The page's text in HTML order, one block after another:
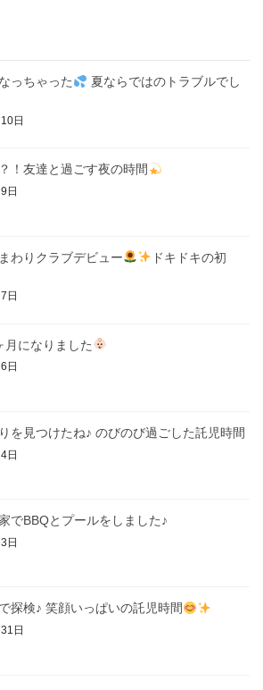
っちゃった
夏ならではのトラブルでし
日
！友達と過ごす夜の時間
日
わりクラブデビュー
ドキドキの初
日
月になりました
日
を見つけたね♪ のびのび過ごした託児時間
日
でBBQとプールをしました♪
日
探検♪ 笑顔いっぱいの託児時間
日